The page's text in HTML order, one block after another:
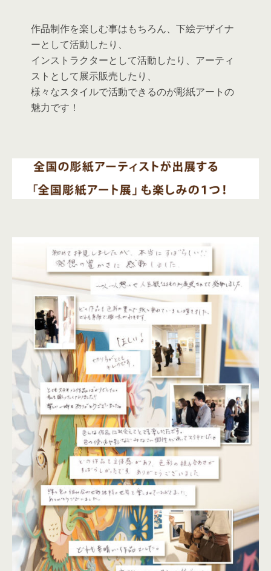
作品制作を楽しむ事はもちろん、下絵デザイナ
ーとして活動したり、
インストラクターとして活動したり、アーティ
ストとして展示販売したり、
様々なスタイルで活動できるのが彫紙アートの
魅力です！